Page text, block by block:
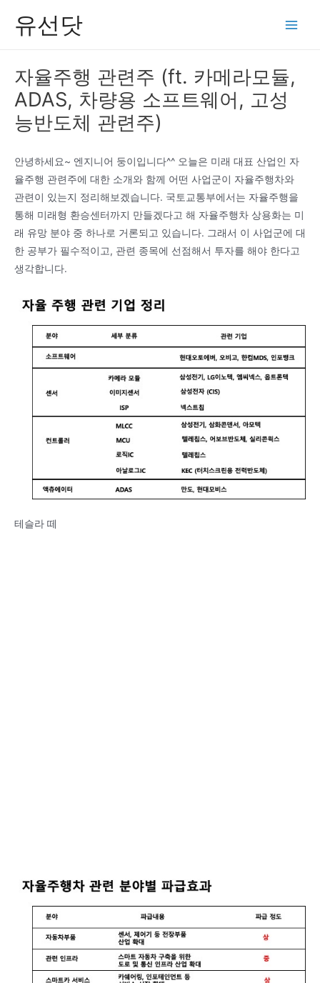
유선닷
자율주행 관련주 (ft. 카메라모듈,
ADAS, 차량용 소프트웨어, 고성
능반도체 관련주)
안녕하세요~ 엔지니어 둥이입니다^^ 오늘은 미래 대표 산업인 자
율주행 관련주에 대한 소개와 함께 어떤 사업군이 자율주행차와
관련이 있는지 정리해보겠습니다. 국토교통부에서는 자율주행을
통해 미래형 환승센터까지 만들겠다고 해 자율주행차 상용화는 미
래 유망 분야 중 하나로 거론되고 있습니다. 그래서 이 사업군에 대
한 공부가 필수적이고, 관련 종목에 선점해서 투자를 해야 한다고
생각합니다.
테슬라 떼